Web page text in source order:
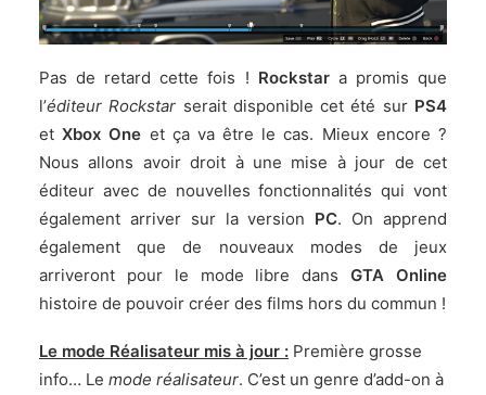
Pas de retard cette fois ! Rockstara promis que
l’éditeur Rockstar serait disponible cet été sur PS4
et Xbox One et ça va être le cas. Mieux encore ?
Nous allons avoir droit à une mise à jour de cet
éditeur avec de nouvelles fonctionnalités qui vont
également arriver sur la version PC. On apprend
également que de nouveaux modes de jeux
arriveront pour le mode libre dansGTA Online
histoire de pouvoir créer des films hors du commun !
Le mode Réalisateur mis à jour : Première grosse
info… Le mode réalisateur. C’est un genre d’add-on à